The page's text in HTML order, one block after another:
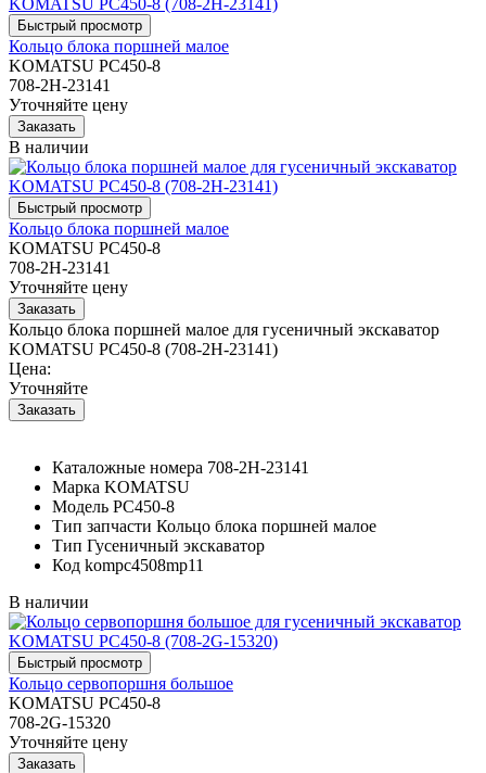
Кольцо блока поршней малое
KOMATSU PC450-8
708-2H-23141
Уточняйте цену
В наличии
Кольцо блока поршней малое
KOMATSU PC450-8
708-2H-23141
Уточняйте цену
Кольцо блока поршней малое для гусеничный экскаватор
KOMATSU PC450-8 (708-2H-23141)
Цена:
Уточняйте
Каталожные номера 708-2H-23141
Марка KOMATSU
Модель PC450-8
Тип запчасти Кольцо блока поршней малое
Тип Гусеничный экскаватор
Код kompc4508mp11
В наличии
Кольцо сервопоршня большое
KOMATSU PC450-8
708-2G-15320
Уточняйте цену